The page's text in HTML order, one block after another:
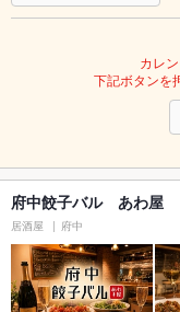
カレ
下記ボタンを
府中餃子バル あわ屋
居酒屋 府中